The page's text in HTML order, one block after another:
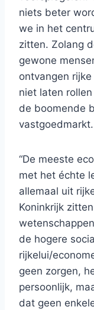
niets beter
we in het
zitten. Zolang
gewone
ontvangen
niet laten
de boomende
“De meeste
met het échte
allemaal uit
Koninkrijk
de hogere
rijkelui/
geen zorgen,
persoonlijk,
dat geen